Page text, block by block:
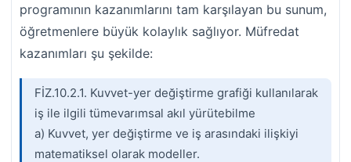
programının kazanımlarını tam karşılayan bu sunum,
öğretmenlere büyük kolaylık sağlıyor. Müfredat
kazanımları şu şekilde:
FİZ.10.2.1. Kuvvet-yer değiştirme grafiği kullanılarak
iş ile ilgili tümevarımsal akıl yürütebilme
a) Kuvvet, yer değiştirme ve iş arasındaki ilişkiyi
matematiksel olarak modeller.